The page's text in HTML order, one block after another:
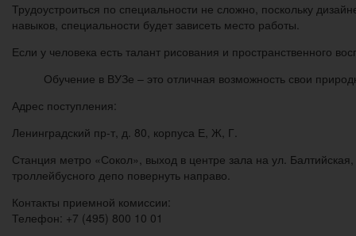
Трудоустроиться по специальности не сложно, поскольку
навыков, специальности будет зависеть место работы.
Если у человека есть талант рисования и пространственного
Обучение в ВУЗе – это отличная возможность свои
Адрес поступления:
Ленинградский пр-т, д. 80, корпуса Е, Ж, Г.
Станция метро «Сокол», выход в центре зала на ул.
троллейбусного депо повернуть направо.
Контакты приемной комиссии:
Телефон: +7 (495) 800 10 01